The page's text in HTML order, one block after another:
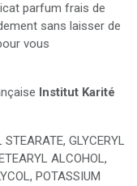
parfum frais de
sans laisser de
vous
Institut Karité
GLYCERYL
ALCOHOL,
POTASSIUM